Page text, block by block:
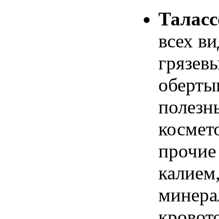
всех
прочие
калием